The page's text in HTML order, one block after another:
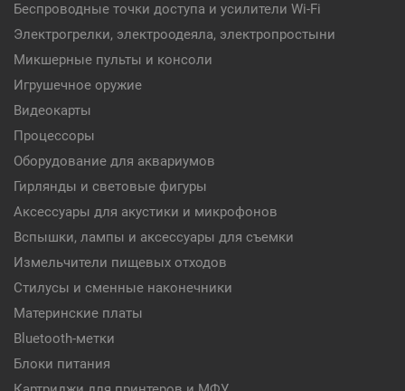
Беспроводные точки доступа и усилители Wi-Fi
Электрогрелки, электроодеяла, электропростыни
Микшерные пульты и консоли
Игрушечное оружие
Видеокарты
Процессоры
Оборудование для аквариумов
Гирлянды и световые фигуры
Аксессуары для акустики и микрофонов
Вспышки, лампы и аксессуары для съемки
Измельчители пищевых отходов
Стилусы и сменные наконечники
Материнские платы
Bluetooth-метки
Блоки питания